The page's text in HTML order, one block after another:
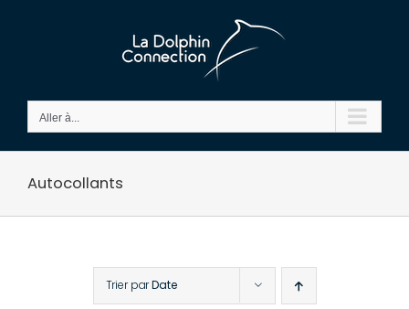
Aller à...
Autocollants
Trier parDate